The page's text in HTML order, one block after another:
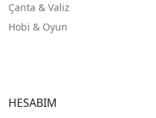
Çanta & Valiz
Hobi & Oyun
HESABIM